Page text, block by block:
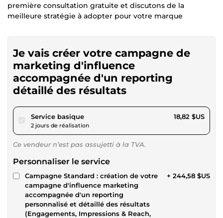
première consultation gratuite et discutons de la
meilleure stratégie à adopter pour votre marque
Je vais créer votre campagne de
marketing d'influence
accompagnée d'un reporting
détaillé des résultats
Service basiquepour 17,34 $US
2 jours de réalisation
18,82 $US
Ce vendeur n’est pas assujetti à la TVA.
Personnaliser le service
Campagne Standard : création de votre
campagne d'influence marketing
accompagnée d'un reporting
personnalisé et détaillé des résultats
(Engagements, Impressions & Reach,
+ 244,58 $US